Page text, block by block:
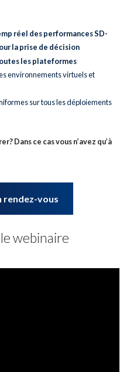
réel des performances SD-
la prise de décision
les plateformes
environnements virtuels et
sur tous les déploiements
Dans ce cas vous n’avez qu’à
rendez-vous
webinaire